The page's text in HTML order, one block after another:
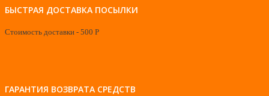
БЫСТРАЯ ДОСТАВКА ПОСЫЛКИ
Стоимость доставки - 500 Р
ГАРАНТИЯ ВОЗВРАТА СРЕДСТВ